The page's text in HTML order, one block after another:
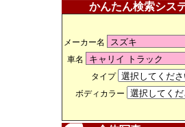
かんたん検索シス
メーカー名
車名
タイプ
ボディカラー